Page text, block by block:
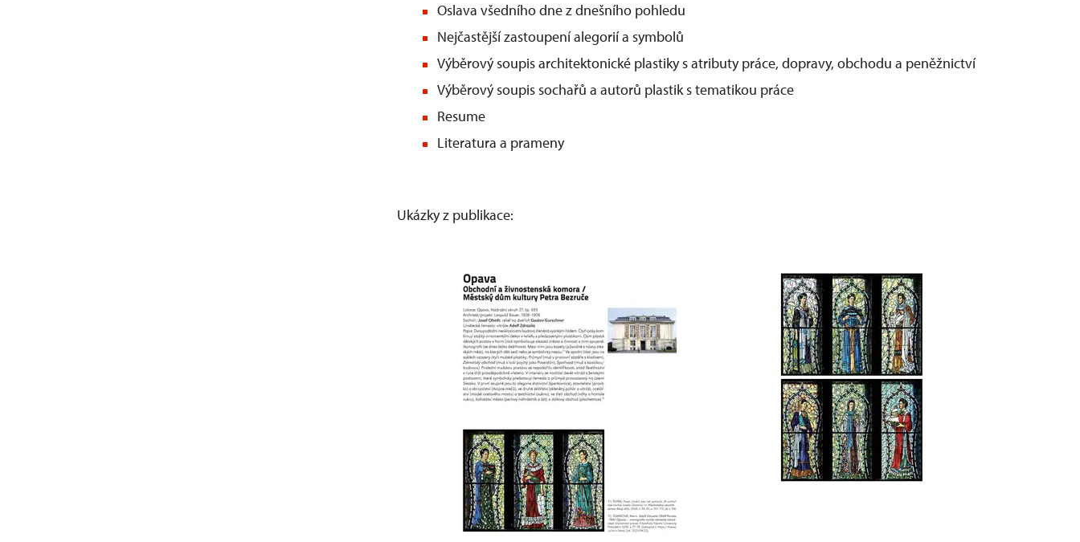
Oslava všedního dne z dnešního pohledu
Nejčastější zastoupení alegorií a symbolů
Výběrový soupis architektonické plastiky s atributy práce, dopravy, obchodu a peněžnictví
Výběrový soupis sochařů a autorů plastik s tematikou práce
Resume
Literatura a prameny
Ukázky z publikace: